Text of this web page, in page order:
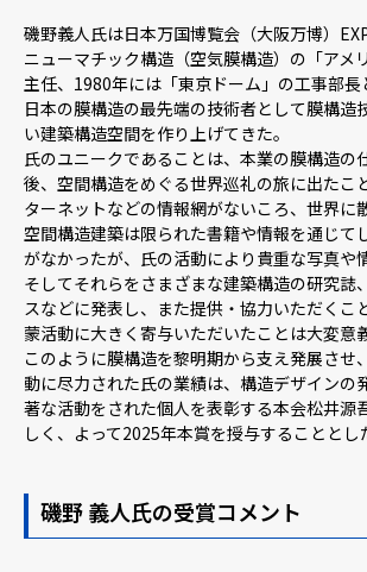
磯野義人氏は日本万国博覧会（大阪万博）
ニューマチック構造（空気膜構造）の「アメ
主任、1980年には「東京ドーム」の工事部長
日本の膜構造の最先端の技術者として膜構造
い建築構造空間を作り上げてきた。
氏のユニークであることは、本業の膜構造の
後、空間構造をめぐる世界巡礼の旅に出たこ
ターネットなどの情報網がないころ、世界に
空間構造建築は限られた書籍や情報を通じて
がなかったが、氏の活動により貴重な写真や
そしてそれらをさまざまな建築構造の研究誌
スなどに発表し、また提供・協力いただくこ
蒙活動に大きく寄与いただいたことは大変意
このように膜構造を黎明期から支え発展させ
動に尽力された氏の業績は、構造デザインの
著な活動をされた個人を表彰する本会松井源
しく、よって2025年本賞を授与することとし
磯野 義人氏の受賞コメント